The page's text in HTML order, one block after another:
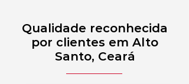
Qualidade reconhecida
por clientes em Alto
Santo, Ceará